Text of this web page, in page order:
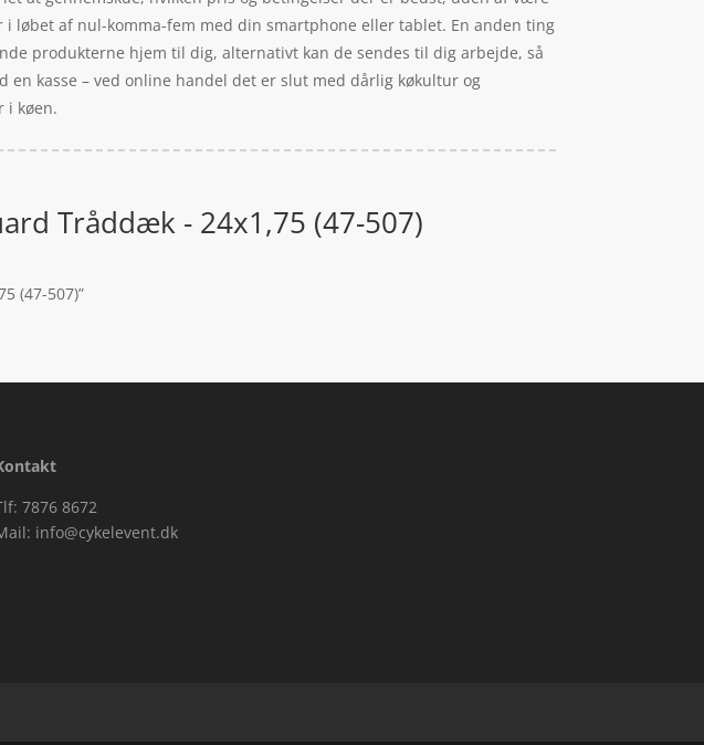
af nul-komma-fem med din smartphone eller tablet. En anden ting
produkterne hjem til dig, alternativt kan de sendes til dig arbejde, så
kasse – ved online handel det er slut med dårlig køkultur og
i køen.
Tråddæk - 24x1,75 (47-507)
(47-507)”
7876 8672
info@cykelevent.dk